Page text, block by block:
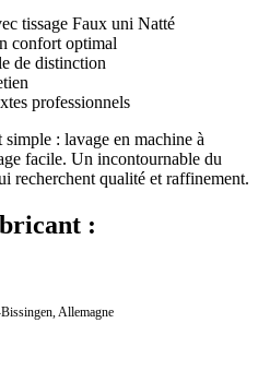
tissage Faux uni Natté
confort optimal
de distinction
professionnels
: lavage en machine à
facile. Un incontournable du
recherchent qualité et raffinement.
:
Allemagne